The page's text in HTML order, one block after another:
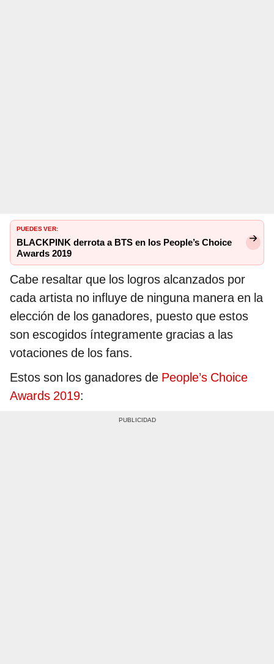
PUEDES VER:
BLACKPINK derrota a BTS en los People’s Choice
Awards 2019
Cabe resaltar que los logros alcanzados por
cada artista no influye de ninguna manera en la
elección de los ganadores, puesto que estos
son escogidos íntegramente gracias a las
votaciones de los fans.
Estos son los ganadores de People’s Choice
Awards 2019: